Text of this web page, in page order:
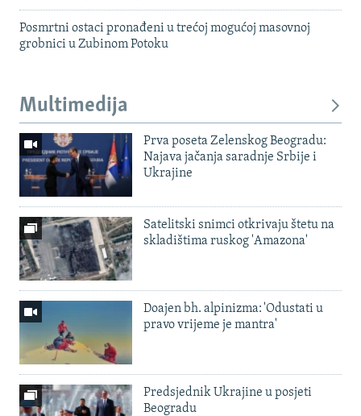
Posmrtni ostaci pronađeni u trećoj mogućoj masovnoj
grobnici u Zubinom Potoku
Multimedija
Prva poseta Zelenskog Beogradu:
Najava jačanja saradnje Srbije i
Ukrajine
Satelitski snimci otkrivaju štetu na
skladištima ruskog 'Amazona'
Doajen bh. alpinizma: 'Odustati u
pravo vrijeme je mantra'
Predsjednik Ukrajine u posjeti
Beogradu